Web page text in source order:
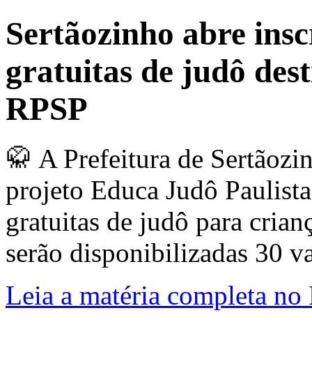
Sertãozinho abre
gratuitas de judô
RPSP
🥋 A Prefeitura de
projeto Educa Judô
gratuitas de judô para
serão disponibilizadas 30
Leia a matéria completa no